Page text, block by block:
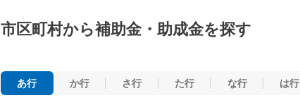
市区町村から補助金・助成金を探す
あ行 か行 さ行 た行 な行 は行